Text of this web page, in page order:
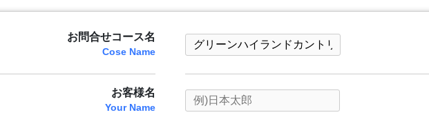
お問合せコース名
Cose Name
お客様名
Your Name